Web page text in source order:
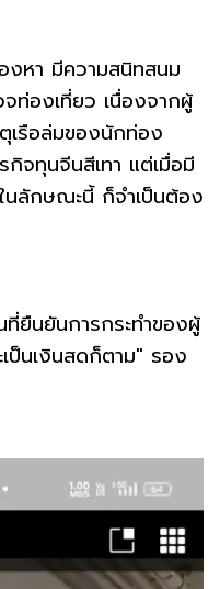
งหา มีความสนิทสนม
ท่องเที่ยว เนื่องจากผู้
เรือล่มของนักท่อง
กิจทุนจีนสีเทา แต่เมื่อมี
นลักษณะนี้ ก็จำเป็นต้อง
ยืนยันการกระทำของผู้
ป็นเงินสดก็ตาม" รอง